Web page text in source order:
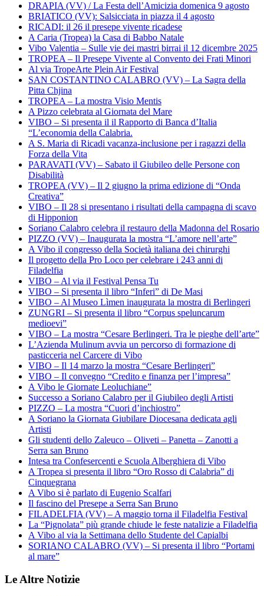
DRAPIA (VV) / La Festa dell’Amicizia domenica 9 agosto
BRIATICO (VV): Salsicciata in piazza il 4 agosto
RICADI: il 26 il presepe vivente ricadese
A Caria (Tropea) la Casa di Babbo Natale
Vibo Valentia – Sulle vie dei mastri birrai il 12 dicembre 2025
TROPEA – Il Presepe Vivente al Convento dei Frati Minori
Al via TropeArte Plein Air Festival
SAN COSTANTINO CALABRO (VV) – La Sagra della
Pitta Chjina
TROPEA – La mostra Visio Mentis
A Pizzo celebrata al Giornata del Mare
VIBO – Si presenta il il Rapporto di Banca d’Italia
“L’economia della Calabria.
A S. Maria di Ricadi vacanza-inclusione per i ragazzi della
Forza della Vita
PARAVATI (VV) – Sabato il Giubileo delle Persone con
Disabilità
TROPEA (VV) – Il 2 giugno la prima edizione di “Onda
Creativa”
VIBO – Il 28 si presentano i risultati della campagna di scavo
di Hipponion
Soriano Calabro celebra il restauro della Madonna del Rosario
PIZZO (VV) – Inaugurata la mostra “L’amore nell’arte”
A Vibo il congresso della Società italiana dei chirurghi
Il progetto della Pro Loco per celebrare i 243 anni di
Filadelfia
VIBO – Al via il Festival Pensa Tu
VIBO – Si presenta il libro “Inferi” di De Masi
VIBO – Al Museo Lìmen inaugurata la mostra di Berlingeri
ZUNGRI – Si presenta il libro “Corpus speluncarum
medioevi”
VIBO – La mostra “Cesare Berlingeri. Tra le pieghe dell’arte”
L’Azienda Mulinum avvia un percorso di formazione di
pasticceria nel Carcere di Vibo
VIBO – Il 14 marzo la mostra “Cesare Berlingeri”
VIBO – Il convegno “Credito e finanza per l’impresa”
A Vibo le Giornate Leoluchiane”
Successo a Soriano Calabro per il Giubileo degli Artisti
PIZZO – La mostra “Cuori d’inchiostro”
A Soriano la Giornata Giubilare Diocesana dedicata agli
Artisti
Gli studenti dello Zaleuco – Oliveti – Panetta – Zanotti a
Serra san Bruno
Intesa tra Confesercenti e Scuola Alberghiera di Vibo
A Tropea si presenta il libro “Oro Rosso di Calabria” di
Cinquegrana
A Vibo si è parlato di Eugenio Scalfari
Il fascino del Presepe a Serra San Bruno
FILADELFIA (VV) – A maggio torna il Filadelfia Festival
La “Pignolata” più grande chiude le feste natalizie a Filadelfia
A Vibo al via la Settimana dello Studente del Capialbi
SORIANO CALABRO (VV) – Si presenta il libro “Portami
al mare”
Le Altre Notizie